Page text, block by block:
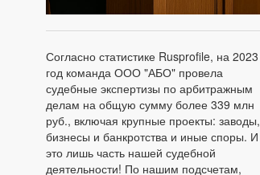
Согласно статистике Rusprofile, на 2023
год команда ООО "АБО" провела
судебные экспертизы по арбитражным
делам на общую сумму более 339 млн
руб., включая крупные проекты: заводы,
бизнесы и банкротства и иные споры. И
это лишь часть нашей судебной
деятельности! По нашим подсчетам,